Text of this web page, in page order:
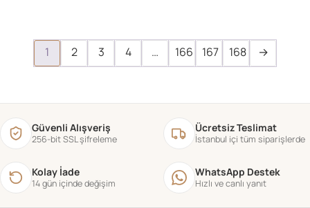
1 2 3 4 … 166 167 168 →
Güvenli Alışveriş
256-bit SSL şifreleme
Ücretsiz Teslimat
İstanbul içi tüm siparişlerde
Kolay İade
14 gün içinde değişim
WhatsApp Destek
Hızlı ve canlı yanıt